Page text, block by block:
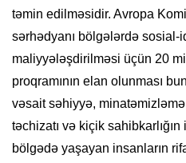
təmin edilməsidir. Avropa
sərhədyanı bölgələrdə sosial-
maliyyələşdirilməsi üçün 20
proqramının elan olunması
vəsait səhiyyə,
təchizatı və kiçik
bölgədə yaşayan insanların